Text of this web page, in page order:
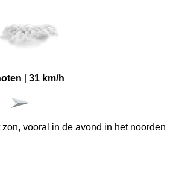
31 km/h
zon, vooral in de avond in het noorden